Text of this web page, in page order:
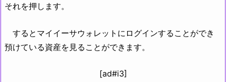
それを押します。
するとマイイーサウォレットにログインすることができ
預けている資産を見ることができます。
[ad#i3]